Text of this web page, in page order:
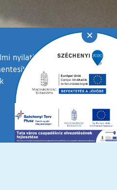
nyilatkozat
nyilatkozat
✕